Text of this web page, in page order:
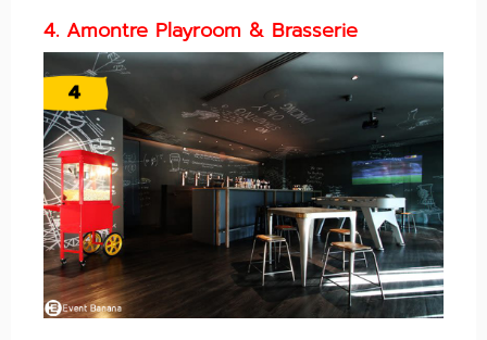
4. Amontre Playroom & Brasserie